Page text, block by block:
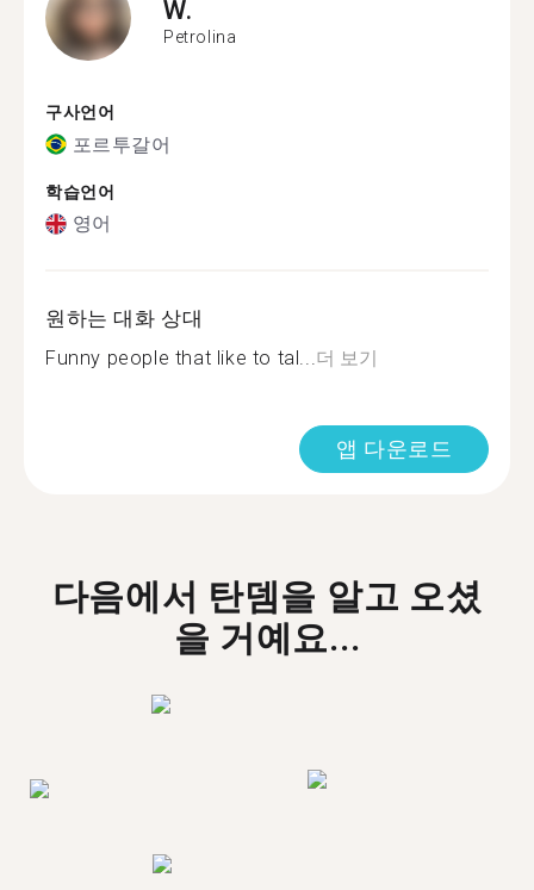
W.
Petrolina
구사언어
포르투갈어
학습언어
영어
원하는 대화 상대
Funny people that like to tal...더 보기
앱 다운로드
다음에서 탄뎀을 알고 오셨
을 거예요...